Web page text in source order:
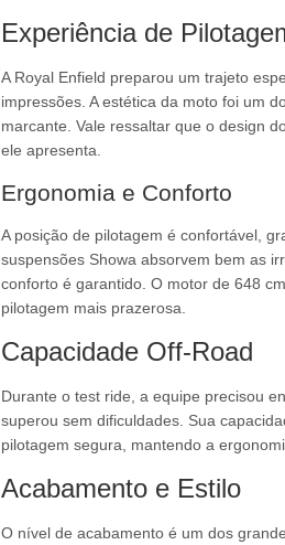
Experiência de
A Royal Enfield preparou um trajeto
impressões. A estética da moto foi um
marcante. Vale ressaltar que o design
ele apresenta.
Ergonomia e Conforto
A posição de pilotagem é confortável,
suspensões Showa absorvem bem as
conforto é garantido. O motor de 648
pilotagem mais prazerosa.
Capacidade Off-Road
Durante o test ride, a equipe precisou
superou sem dificuldades. Sua
pilotagem segura, mantendo a
Acabamento e Estilo
O nível de acabamento é um dos